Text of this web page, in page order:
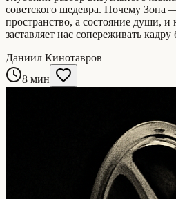
советского шедевра. Почему Зона
пространство, а состояние души,
заставляет нас сопереживать
Даниил Кинотавров
8 мин